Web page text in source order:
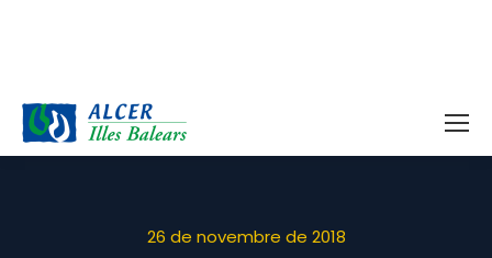
26 de novembre de 2018